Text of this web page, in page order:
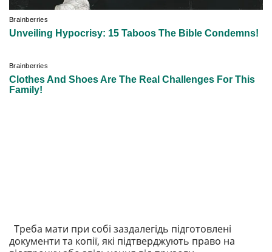
Треба мати при собі заздалегідь підготовлені
документи та копії, які підтверджують право на